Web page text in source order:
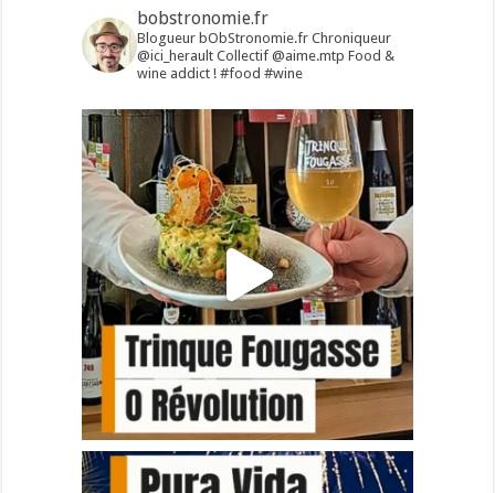
bobstronomie.fr
Blogueur bObStronomie.fr Chroniqueur
@ici_heraultCollectif @aime.mtp Food &
wine addict !#food #wine